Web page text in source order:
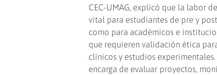
CEC-UMAG, explicó que la labor
vital para estudiantes de pre y
como para académicos e
que requieren validación ética
clínicos y estudios
encarga de evaluar proyectos,